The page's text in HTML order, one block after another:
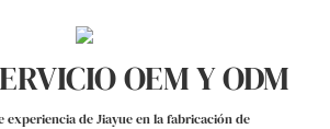
OEM Y ODM
experiencia de Jiayue en la fabricación de